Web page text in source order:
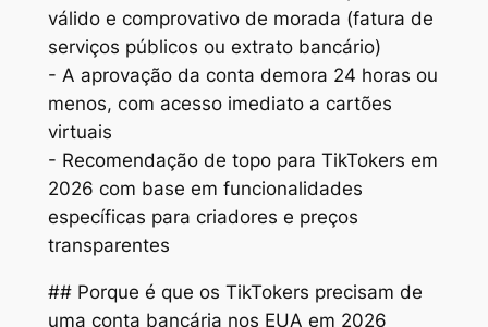
válido e comprovativo de morada (fatura de
serviços públicos ou extrato bancário)
- A aprovação da conta demora 24 horas ou
menos, com acesso imediato a cartões
virtuais
- Recomendação de topo para TikTokers em
2026 com base em funcionalidades
específicas para criadores e preços
transparentes
## Porque é que os TikTokers precisam de
uma conta bancária nos EUA em 2026